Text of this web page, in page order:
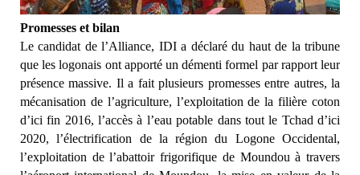
Promesses et bilan
Le candidat de l’Alliance, IDI a déclaré du haut de la tribune
que les logonais ont apporté un démenti formel par rapport leur
présence massive. Il a fait plusieurs promesses entre autres, la
mécanisation de l’agriculture, l’exploitation de la filière coton
d’ici fin 2016, l’accès à l’eau potable dans tout le Tchad d’ici
2020, l’électrification de la région du Logone Occidental,
l’exploitation de l’abattoir frigorifique de Moundou à travers